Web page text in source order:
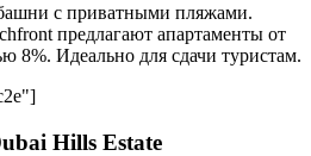
с приватными пляжами.
предлагают апартаменты от
8%. Идеально для сдачи туристам.
Hills Estate